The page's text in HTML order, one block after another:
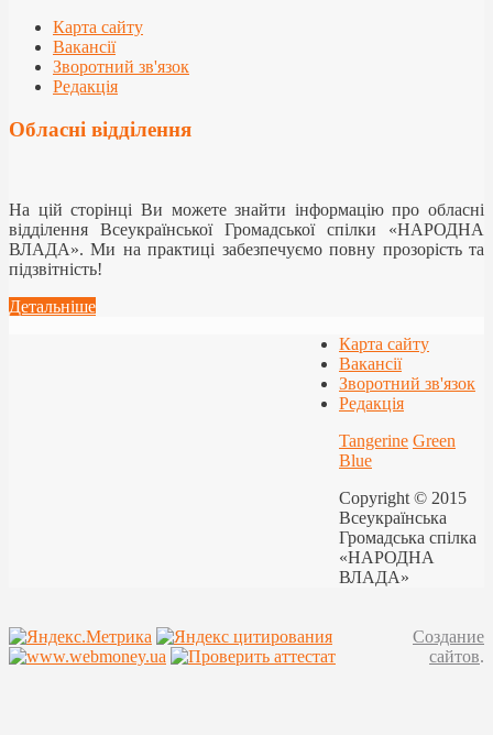
Карта сайту
Вакансії
Зворотний зв'язок
Редакція
Обласні відділення
На цій сторінці Ви можете знайти інформацію про обласні
відділення Всеукраїнської Громадської спілки «НАРОДНА
ВЛАДА». Ми на практиці забезпечуємо повну прозорість та
підзвітність!
Детальніше
Карта сайту
Вакансії
Зворотний зв'язок
Редакція
Tangerine Green
Blue
Copyright © 2015
Всеукраїнська
Громадська спілка
«НАРОДНА
ВЛАДА»
Создание
сайтов.